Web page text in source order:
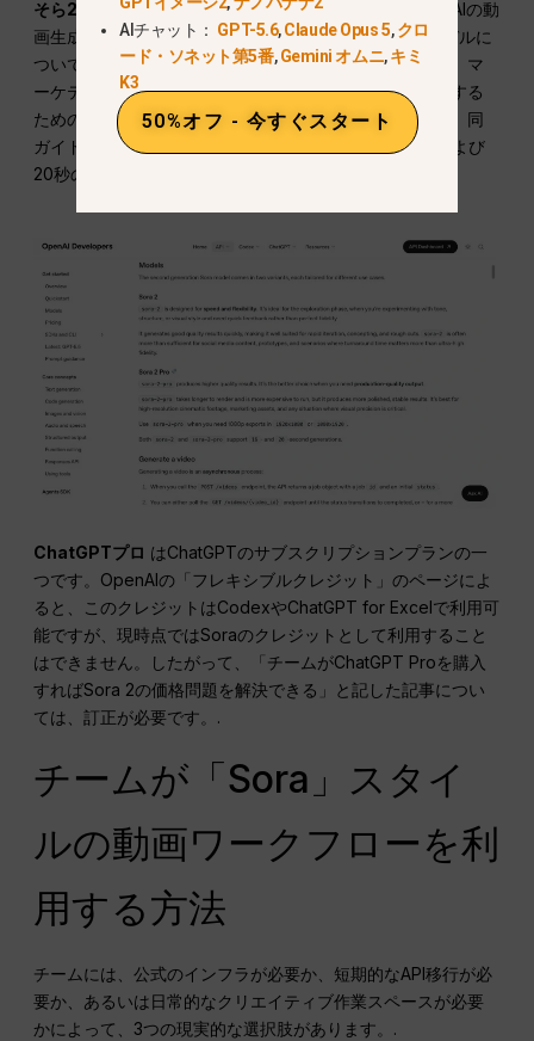
そら2プロ
は、APIドキュメントに記載されているOpenAIの動
画生成モデルです。OpenAIの動画ガイドでは、このモデルに
ついて、制作品質の出力、高解像度の映画のような映像、マ
ーケティング用アセット、および視覚的な精緻さを実現する
ための高品質なモデルであると説明されています。また、同
ガイドによると、Sora 2とSora 2 Proの両方が、16秒および
20秒の動画生成に対応しているとのことです。.
ChatGPTプロ はChatGPTのサブスクリプションプランの一
つです。OpenAIの「フレキシブルクレジット」のページによ
ると、このクレジットはCodexやChatGPT for Excelで利用可
能ですが、現時点ではSoraのクレジットとして利用すること
はできません。したがって、「チームがChatGPT Proを購入
すればSora 2の価格問題を解決できる」と記した記事につい
ては、訂正が必要です。.
チームが「Sora」スタイ
ルの動画ワークフローを利
用する方法
チームには、公式のインフラが必要か、短期的なAPI移行が必
要か、あるいは日常的なクリエイティブ作業スペースが必要
かによって、3つの現実的な選択肢があります。.
AIチャット： GPT-5.6,Claude Opus 5,クロ
ード・ソネット第5番,Gemini オムニ,キミ
K3
50%オフ - 今すぐスタート